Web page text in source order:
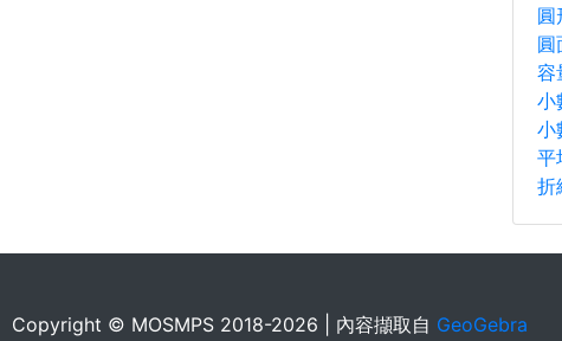
圓
圓
容
小
小
平
折
Copyright © MOSMPS 2018-2026 | 內容擷取自 GeoGebra